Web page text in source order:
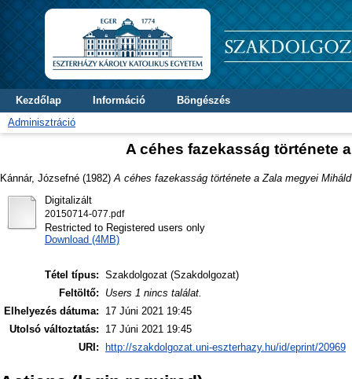
Kezdőlap Információ
Böngészés
Adminisztráció
A céhes fazekasság története
Kánnár, Józsefné (1982) A céhes fazekasság története a Zala megyei
Digitalizált
20150714-077.pdf
Restricted to Registered users only
Download (4MB)
Tétel típus: Szakdolgozat (Szakdolgozat)
Feltöltő:
Users 1 nincs találat.
Elhelyezés dátuma:
17 Júni 2021 19:45
Utolsó változtatás:
17 Júni 2021 19:45
URI:
http://szakdolgozat.uni-eszterhazy.hu/id/eprint/20969